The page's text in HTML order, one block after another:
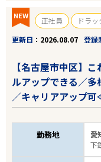
NEW 正社員
ドラ
更新日
2026.08.07 登録
【名古屋市中区】
ルアップできる／
／キャリアアップ
勤務地 愛
下